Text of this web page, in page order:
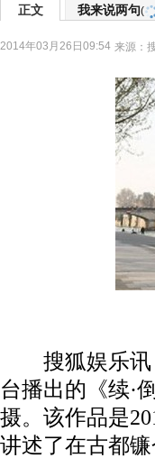
正文 我来说两句(
2014年03月26日09:54 来源：
搜狐娱乐讯
台播出的《续·
摄。该作品是
讲述了在古都